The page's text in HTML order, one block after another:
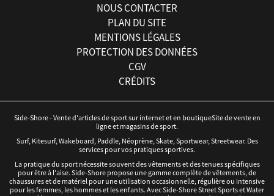
NOUS CONTACTER
PLAN DU SITE
MENTIONS LÉGALES
PROTECTION DES DONNÉES
CGV
CRÉDITS
Side-Shore - Vente d'articles de sport sur internet et en boutiqueSite de vente en
ligne et magasins de sport.
Surf, Kitesurf, Wakeboard, Paddle, Néoprène, Skate, Sportwear, Streetwear. Des
services pour vos pratiques sportives.
La pratique du sport nécessite souvent des vêtements et des tenues spécifiques
pour être à l'aise. Side-Shore propose une gamme complète de vêtements, de
chaussures et de matériel pour une utilisation occasionnelle, régulière ou intensive
pour les femmes, les hommes et les enfants. Avec Side-Shore Street Sports et Water